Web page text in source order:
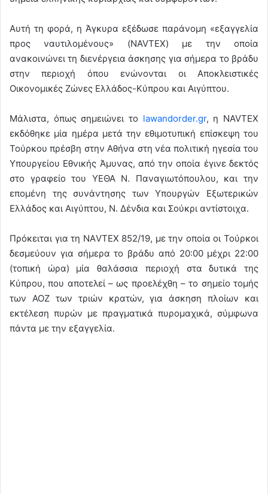
Αυτή τη φορά, η Άγκυρα εξέδωσε παράνομη «εξαγγελία
προς ναυτιλομένους» (NAVTEX) με την οποία
ανακοινώνει τη διενέργεια άσκησης για σήμερα το βράδυ
στην περιοχή όπου ενώνονται οι Αποκλειστικές
Οικονομικές Ζώνες Ελλάδος-Κύπρου και Αιγύπτου.
Μάλιστα, όπως σημειώνει το lawandorder.gr, η NAVTEX
εκδόθηκε μία ημέρα μετά την εθιμοτυπική επίσκεψη του
Τούρκου πρέσβη στην Αθήνα στη νέα πολιτική ηγεσία του
Υπουργείου Εθνικής Άμυνας, από την οποία έγινε δεκτός
στο γραφείο του ΥΕΘΑ Ν. Παναγιωτόπουλου, και την
επομένη της συνάντησης των Υπουργών Εξωτερικών
Ελλάδος και Αιγύπτου, Ν. Δένδια και Σούκρι αντίστοιχα.
Πρόκειται για τη ΝΑVTEX 852/19, με την οποία οι Τούρκοι
δεσμεύουν για σήμερα το βράδυ από 20:00 μέχρι 22:00
(τοπική ώρα) μία θαλάσσια περιοχή στα δυτικά της
Κύπρου, που αποτελεί – ως προελέχθη – το σημείο τομής
των ΑΟΖ των τριών κρατών, για άσκηση πλοίων και
εκτέλεση πυρών με πραγματικά πυρομαχικά, σύμφωνα
πάντα με την εξαγγελία.